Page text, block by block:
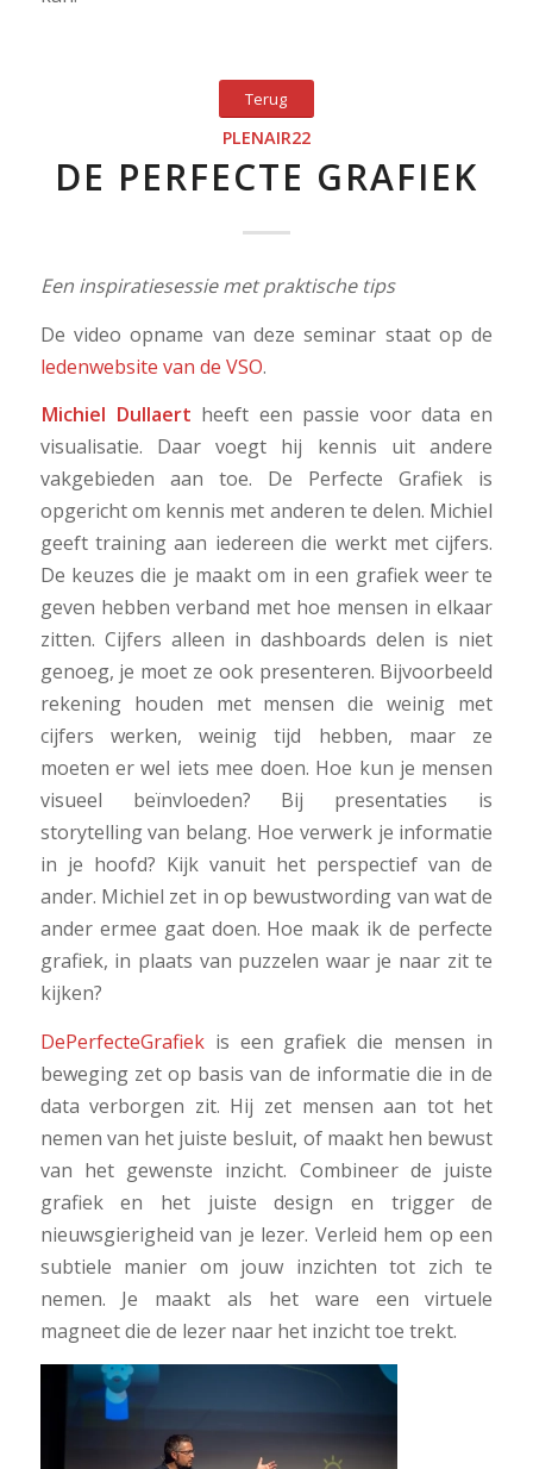
Terug
PLENAIR22
DE PERFECTE GRAFIEK
Een inspiratiesessie met praktische tips
De video opname van deze seminar staat op de
ledenwebsite van de VSO.
Michiel Dullaert heeft een passie voor data en
visualisatie. Daar voegt hij kennis uit andere
vakgebieden aan toe. De Perfecte Grafiek is
opgericht om kennis met anderen te delen. Michiel
geeft training aan iedereen die werkt met cijfers.
De keuzes die je maakt om in een grafiek weer te
geven hebben verband met hoe mensen in elkaar
zitten. Cijfers alleen in dashboards delen is niet
genoeg, je moet ze ook presenteren. Bijvoorbeeld
rekening houden met mensen die weinig met
cijfers werken, weinig tijd hebben, maar ze
moeten er wel iets mee doen. Hoe kun je mensen
visueel beïnvloeden? Bij presentaties is
storytelling van belang. Hoe verwerk je informatie
in je hoofd? Kijk vanuit het perspectief van de
ander. Michiel zet in op bewustwording van wat de
ander ermee gaat doen. Hoe maak ik de perfecte
grafiek, in plaats van puzzelen waar je naar zit te
kijken?
DePerfecteGrafiekis een grafiek die mensen in
beweging zet op basis van de informatie die in de
data verborgen zit. Hij zet mensen aan tot het
nemen van het juiste besluit, of maakt hen bewust
van het gewenste inzicht. Combineer de juiste
grafiek en het juiste design en trigger de
nieuwsgierigheid van je lezer. Verleid hem op een
subtiele manier om jouw inzichten tot zich te
nemen. Je maakt als het ware een virtuele
magneet die de lezer naar het inzicht toe trekt.